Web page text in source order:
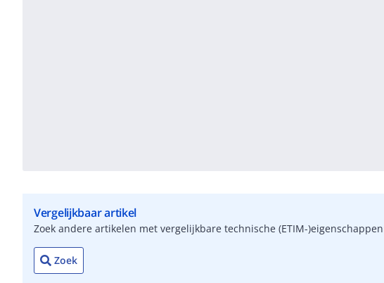
Vergelijkbaar artikel
Zoek andere artikelen met vergelijkbare technische (ETIM-
Zoek